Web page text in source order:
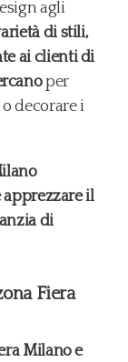
agli
di stili,
ai clienti di
per
decorare i
il
di
Fiera
Milano e